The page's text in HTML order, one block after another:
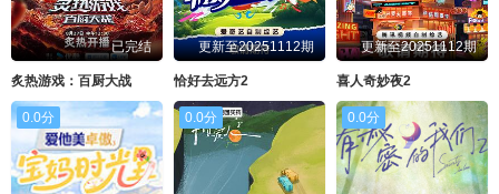
已完结
炙热游戏：百厨大战
更新至20251112期
恰好去远方2
更新至20251112期
喜人奇妙夜2
0.0分 0.0分 0.0分